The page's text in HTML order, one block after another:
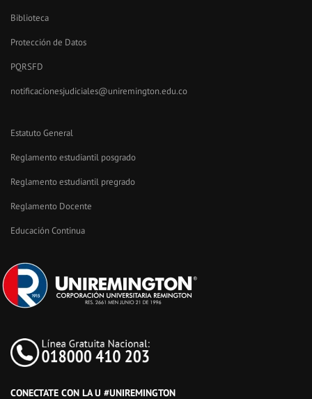
Biblioteca
Protección de Datos
PQRSFD
notificacionesjudiciales@uniremington.edu.co
Estatuto General
Reglamento estudiantil posgrado
Reglamento estudiantil pregrado
Reglamento Docente
Educación Continua
CONECTATE CON LA U #UNIREMINGTON